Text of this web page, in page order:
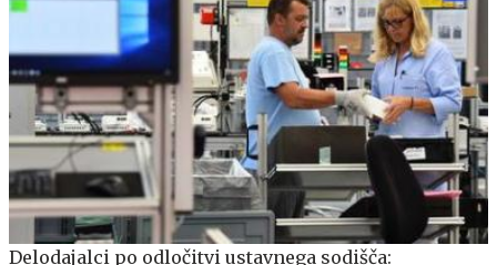
Delodajalci po odločitvi ustavnega sodišča: